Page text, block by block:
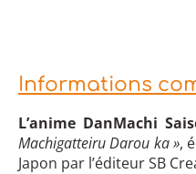
Informations
L’anime DanMachi
Machigatteiru Darou ka »,
Japon par l’éditeur SB